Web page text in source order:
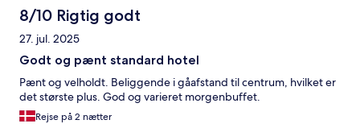
8/10 Rigtig godt
27. jul. 2025
Godt og pænt standard hotel
Pænt og velholdt. Beliggende i gåafstand til centrum, hvilket er
det største plus. God og varieret morgenbuffet.
Rejse på 2 nætter